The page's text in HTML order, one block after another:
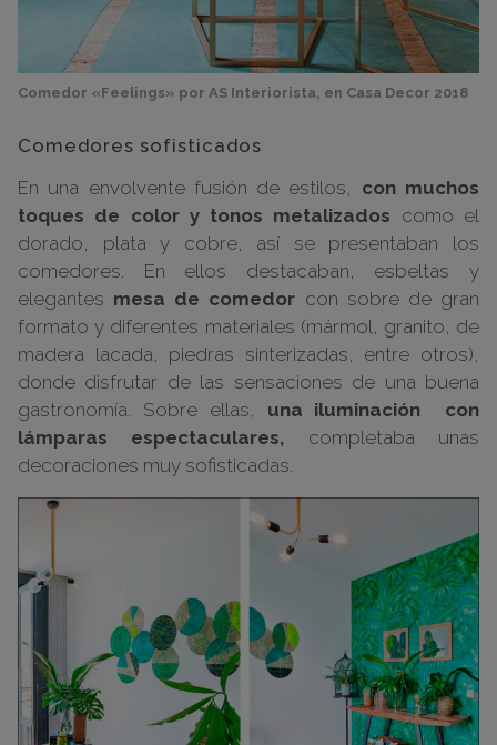
Comedor «Feelings» por AS Interiorista, en Casa Decor 2018
Comedores sofisticados
En una envolvente fusión de estilos, con muchos
toques de color y tonos metalizados como el
dorado, plata y cobre, así se presentaban los
comedores. En ellos destacaban, esbeltas y
elegantes mesa de comedor con sobre de gran
formato y diferentes materiales (mármol, granito, de
madera lacada, piedras sinterizadas, entre otros),
donde disfrutar de las sensaciones de una buena
gastronomía. Sobre ellas, una iluminación con
lámparas espectaculares, completaba unas
decoraciones muy sofisticadas.